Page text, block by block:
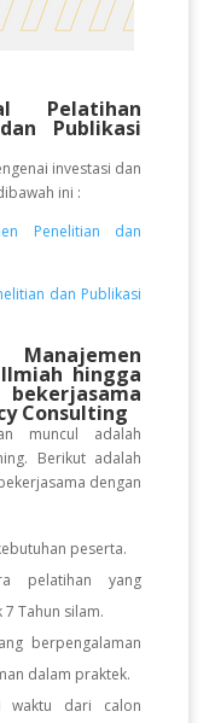
Pelatihan
Publikasi
investasi dan
ini :
Penelitian dan
dan Publikasi
hingga
Consulting
muncul adalah
Berikut adalah
dengan
peserta.
pelatihan yang
Tahun silam.
berpengalaman
dalam praktek.
waktu dari calon